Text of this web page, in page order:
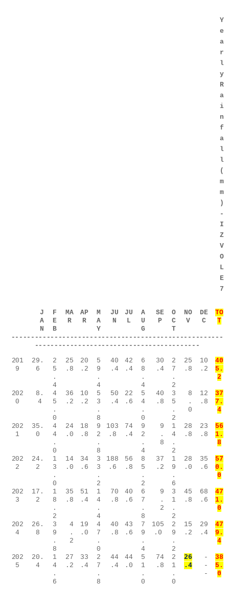
Y
e
a
r
l
y
R
a
i
n
f
a
l
l
(
m
m
)
-
I
Z
V
O
L
E
7
J
A
N
F
E
B
MA
R
AP
R
M
A
Y
JU
N
JU
L
A
U
G
SE
P
O
C
T
NO
V
DE
C
TO
T
------------------------------------------------------
------------------------------------------
201
9
29.
6
2
5
.
4
25
.8
20
.2
5
9
.
4
40
.4
42
.4
6
8
.
4
30
.4
2
7
.
2
25
.8
10
.2
40
5.
2
202
0
8.
4
4
5
.
0
36
.2
10
.2
5
3
.
8
50
.4
22
.6
5
4
.
0
40
.8
3
5
.
2
8
.
0
12
.8
37
7.
4
202
1
35.
0
4
4
.
0
24
.0
18
.8
9
2
.
8
103
.8
74
.4
9
2
.
4
9
.
8
1
4
.
2
28
.8
23
.8
56
1.
8
202
2
24.
2
1
3
.
0
14
.0
34
.6
3
3
.
2
188
.6
56
.8
8
5
.
2
37
.2
1
9
.
6
28
.0
35
.6
57
0.
0
202
3
17.
2
1
8
.
2
35
.8
51
.4
1
4
.
4
70
.8
40
.6
6
7
.
8
9
.
2
3
1
.
2
45
.8
68
.6
47
1.
0
202
4
26.
8
3
9
.
8
4
.
2
19
.0
4
7
.
0
40
.8
43
.6
7
9
.
4
105
.0
2
9
.
2
15
.2
29
.4
47
9.
4
202
5
20.
4
1
4
.
6
27
.2
33
.4
2
7
.
8
44
.4
44
.0
5
1
.
0
74
.8
2
1
.
0
26
.4
-
-
-
38
5.
0